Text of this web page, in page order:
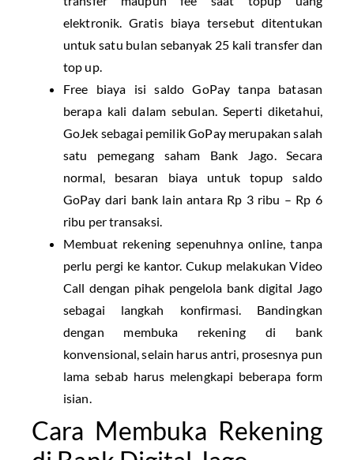
elektronik. Gratis biaya tersebut ditentukan
untuk satu bulan sebanyak 25 kali transfer dan
top up.
Free biaya isi saldo GoPay tanpa batasan
berapa kali dalam sebulan. Seperti diketahui,
GoJek sebagai pemilik GoPay merupakan salah
satu pemegang saham Bank Jago. Secara
normal, besaran biaya untuk topup saldo
GoPay dari bank lain antara Rp 3 ribu – Rp 6
ribu per transaksi.
Membuat rekening sepenuhnya online, tanpa
perlu pergi ke kantor. Cukup melakukan Video
Call dengan pihak pengelola bank digital Jago
sebagai langkah konfirmasi. Bandingkan
dengan membuka rekening di bank
konvensional, selain harus antri, prosesnya pun
lama sebab harus melengkapi beberapa form
isian.
Cara Membuka Rekening